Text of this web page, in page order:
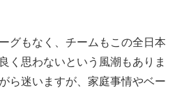
グもなく、チームもこの全日本
く思わないという風潮もありま
ら迷いますが、家庭事情やベー